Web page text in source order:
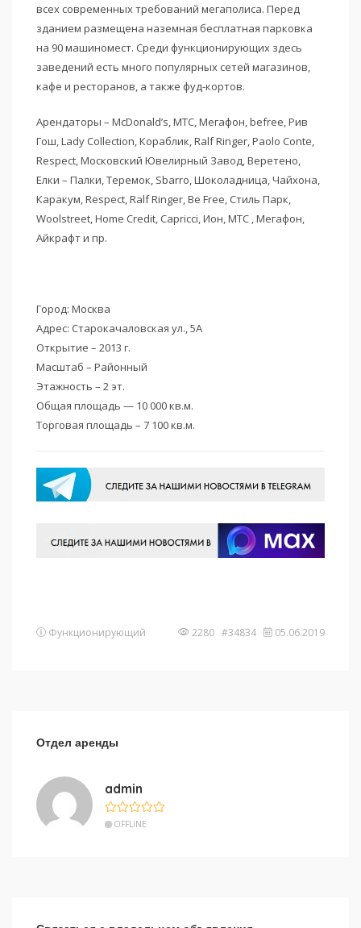
всех современных требований мегаполиса. Перед
зданием размещена наземная бесплатная парковка
на 90 машиномест. Среди функционирующих здесь
заведений есть много популярных сетей магазинов,
кафе и ресторанов, а также фуд-кортов.
Арендаторы – McDonald’s, МТС, Мегафон, befree, Рив
Гош, Lady Collection, Кораблик, Ralf Ringer, Paolo Conte,
Respect, Московский Ювелирный Завод, Веретено,
Елки – Палки, Теремок, Sbarro, Шоколадница, Чайхона,
Каракум, Respect, Ralf Ringer, Be Free, Стиль Парк,
Woolstreet, Home Credit, Capricci, Ион, МТС , Мегафон,
Айкрафт и пр.
Город: Москва
Адрес: Старокачаловская ул., 5А
Открытие – 2013 г.
Масштаб – Районный
Этажность – 2 эт.
Общая площадь — 10 000 кв.м.
Торговая площадь – 7 100 кв.м.
Функционирующий 2280 #34834 05.06.2019
Отдел аренды
admin
OFFLINE